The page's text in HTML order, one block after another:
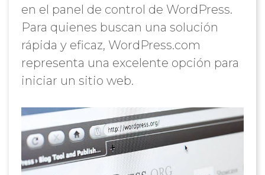
en el panel de control de WordPress.
Para quienes buscan una solución
rápida y eficaz, WordPress.com
representa una excelente opción para
iniciar un sitio web.